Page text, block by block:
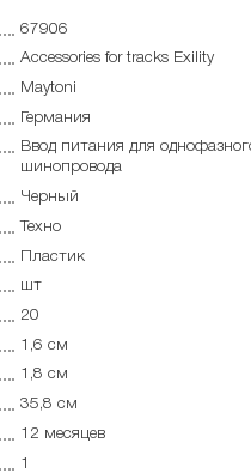
67906
Accessories for tracks Exility
Maytoni
Германия
Ввод питания для
шинопровода
Черный
Техно
Пластик
шт
20
1,6 см
1,8 см
35,8 см
12 месяцев
1